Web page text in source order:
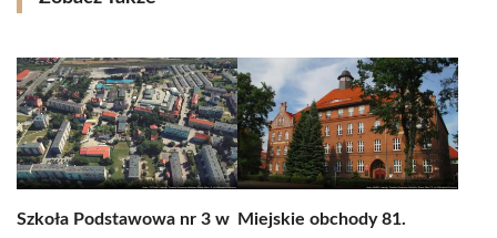
Szkoła Podstawowa nr 3 w
Miejskie obchody 81.